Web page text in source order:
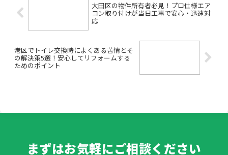
大田区の物件所有者必見！プロ仕様エア
コン取り付けが当日工事で安心・迅速対
応
港区でトイレ交換時によくある苦情とそ
の解決策5選！安心してリフォームする
ためのポイント
まずはお気軽にご相談ください